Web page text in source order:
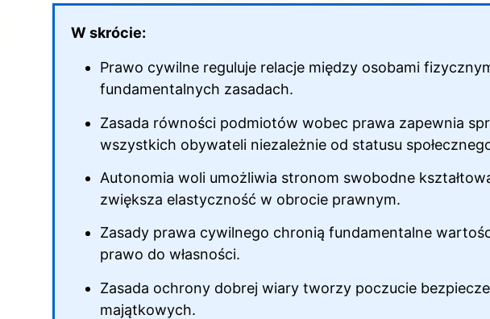
W skrócie:
Prawo cywilne reguluje relacje między osobami
fundamentalnych zasadach.
Zasada równości podmiotów wobec prawa zapewnia
wszystkich obywateli niezależnie od statusu
Autonomia woli umożliwia stronom swobodne
zwiększa elastyczność w obrocie prawnym.
Zasady prawa cywilnego chronią fundamentalne
prawo do własności.
Zasada ochrony dobrej wiary tworzy poczucie
majątkowych.